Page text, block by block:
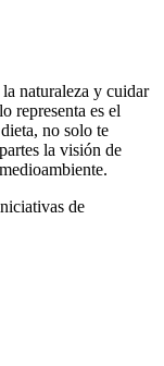
naturaleza y cuidar
representa es el
no solo te
la visión de
de